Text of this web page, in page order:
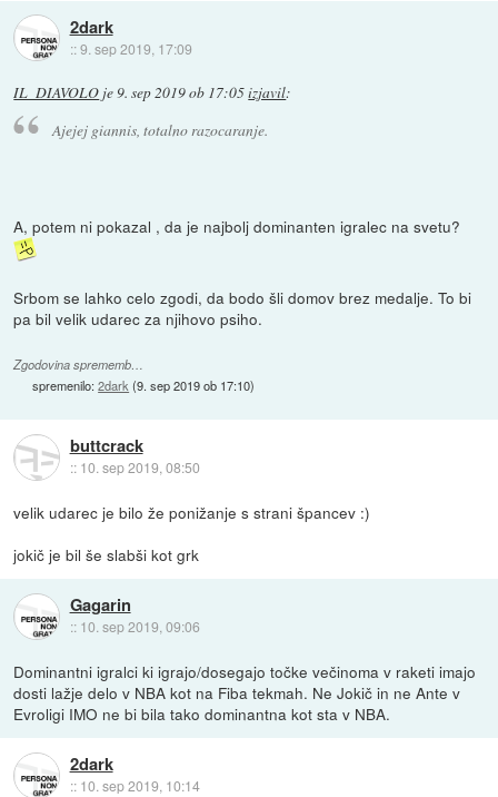
2dark
::9. sep 2019, 17:09
IL_DIAVOLO je9. sep 2019 ob 17:05izjavil:
Ajejej giannis, totalno razocaranje.
A, potem ni pokazal , da je najbolj dominanten igralec na svetu?
Srbom se lahko celo zgodi, da bodo šli domov brez medalje. To bi
pa bil velik udarec za njihovo psiho.
Zgodovina sprememb…
spremenilo:2dark (9. sep 2019 ob 17:10)
buttcrack
:: 10. sep 2019, 08:50
velik udarec je bilo že ponižanje s strani špancev :)
jokič je bil še slabši kot grk
Gagarin
:: 10. sep 2019, 09:06
Dominantni igralci ki igrajo/dosegajo točke večinoma v raketi imajo
dosti lažje delo v NBA kot na Fiba tekmah. Ne Jokič in ne Ante v
Evroligi IMO ne bi bila tako dominantna kot sta v NBA.
2dark
:: 10. sep 2019, 10:14